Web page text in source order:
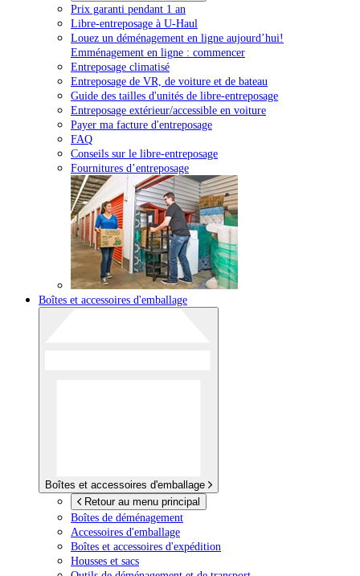
Prix garanti pendant 1 an
Libre-entreposage à U-Haul
Louez un déménagement en ligne aujourd’hui!
Emménagement en ligne : commencer
Entreposage climatisé
Entreposage de VR, de voiture et de bateau
Guide des tailles d'unités de libre-entreposage
Entreposage extérieur/accessible en voiture
Payer ma facture d'entreposage
FAQ
Conseils sur le libre-entreposage
Fournitures d’entreposage
Boîtes et accessoires d'emballage
Boîtes et accessoires d'emballage
Retour au menu principal
Boîtes de déménagement
Accessoires d'emballage
Boîtes et accessoires d'expédition
Housses et sacs